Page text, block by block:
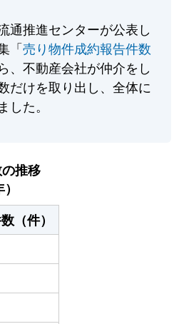
通推進センターが公表し
「売り物件成約報告件数
、不動産会社が仲介をし
だけを取り出し、全体に
た。
推移
（件）